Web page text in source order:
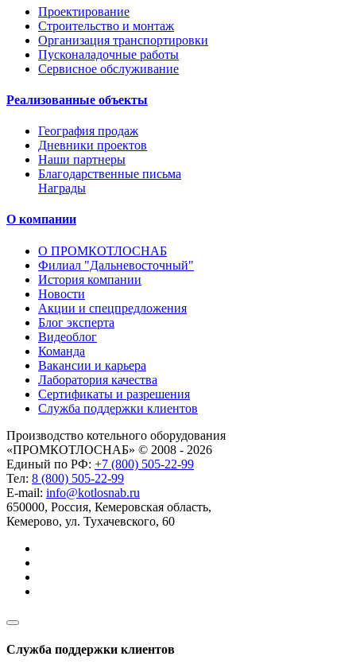
Проектирование
Строительство и монтаж
Организация транспортировки
Пусконаладочные работы
Сервисное обслуживание
Реализованные объекты
География продаж
Дневники проектов
Наши партнеры
Благодарственные письма
Награды
О компании
О ПРОМКОТЛОСНАБ
Филиал "Дальневосточный"
История компании
Новости
Акции и спецпредложения
Блог эксперта
Видеоблог
Команда
Вакансии и карьера
Лаборатория качества
Сертификаты и разрешения
Служба поддержки клиентов
Производство котельного оборудования
«ПРОМКОТЛОСНАБ» © 2008 - 2026
Единый по РФ: +7 (800) 505-22-99
Тел: 8 (800) 505-22-99
E-mail: info@kotlosnab.ru
650000, Россия, Кемеровская область,
Кемерово, ул. Тухачевского, 60
Служба поддержки клиентов